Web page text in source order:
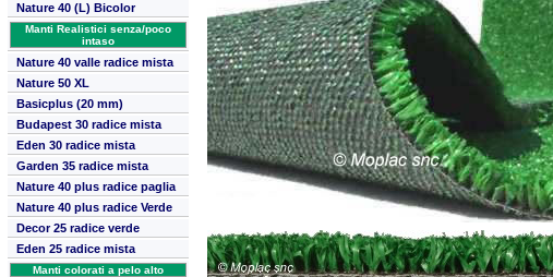
Nature 40 (L) Bicolor
Manti Realistici senza/poco
intaso
Nature 40 valle radice mista
Nature 50 XL
Basicplus (20 mm)
Budapest 30 radice mista
Eden 30 radice mista
Garden 35 radice mista
Nature 40 plus radice paglia
Nature 40 plus radice Verde
Decor 25 radice verde
Eden 25 radice mista
Manti colorati a pelo alto